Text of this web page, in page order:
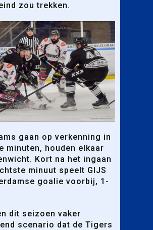
zou trekken.
gaan op verkenning in
minuten, houden elkaar
Kort na het ingaan
minuut speelt GIJS
goalie voorbij, 1-
dit seizoen vaker
scenario dat de Tigers